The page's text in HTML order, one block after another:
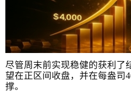
尽管周末前实现稳健的获利了
望在正区间收盘，并在每盎司
撑。